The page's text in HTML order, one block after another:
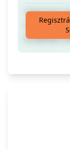
Tudj meg
és
projektje